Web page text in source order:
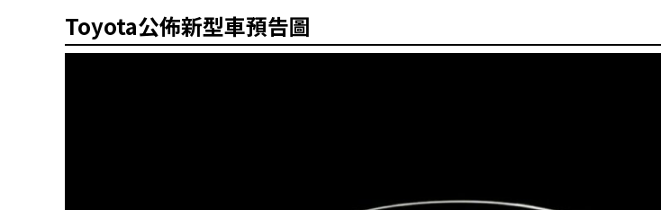
Toyota公佈新型車預告圖